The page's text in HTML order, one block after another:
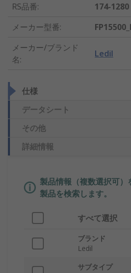
RS品番:
174-1280
メーカー型番:
メーカー/ブランド
名:
Ledil
仕様
データシート
その他
詳細情報
製品情報（複数選択可）
製品を検索します。
すべて選択
ブランド
Ledil
サブタイプ